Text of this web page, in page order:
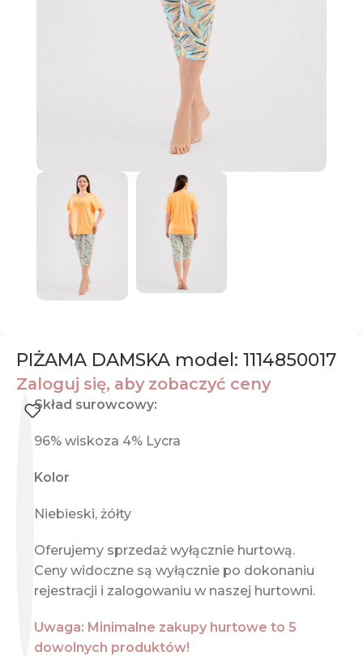
PIŻAMA DAMSKA model: 1114850017
Zaloguj się, aby zobaczyć ceny
Skład surowcowy:
96% wiskoza 4% Lycra
Kolor
Niebieski, żółty
Oferujemy sprzedaż wyłącznie hurtową.
Ceny widoczne są wyłącznie po dokonaniu
rejestracji i zalogowaniu w naszej hurtowni.
Uwaga: Minimalne zakupy hurtowe to 5
dowolnych produktów!